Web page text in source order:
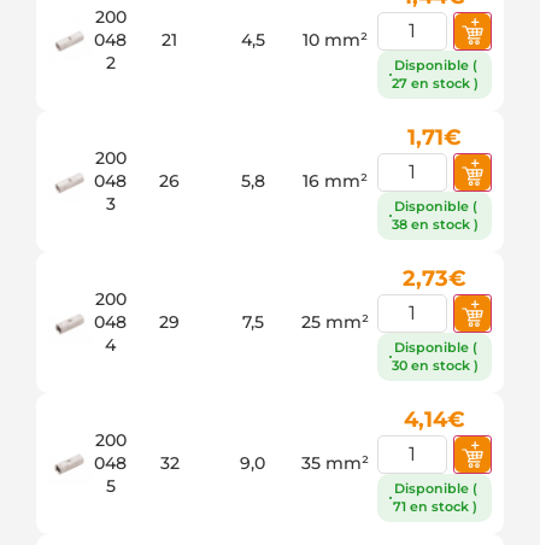
200
048
2
21 4,5 10 mm²
Disponible (
27 en stock )
200
048
3
26 5,8 16 mm²
1,71€
Disponible (
38 en stock )
200
048
4
29 7,5 25 mm²
2,73€
Disponible (
30 en stock )
200
048
5
32 9,0 35 mm²
4,14€
Disponible (
71 en stock )